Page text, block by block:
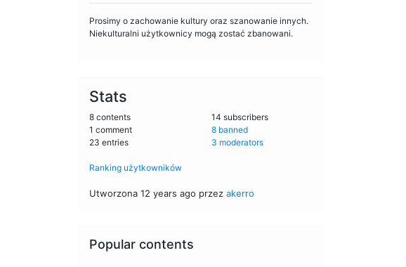
Prosimy o zachowanie kultury oraz szanowanie innych.
Niekulturalni użytkownicy mogą zostać zbanowani.
Stats
8 contents
1 comment
23 entries
14 subscribers
8 banned
3 moderators
Ranking użytkowników
Utworzona 12 years ago przez akerro
Popular contents